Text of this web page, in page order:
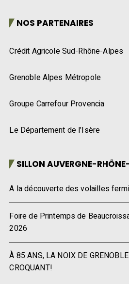
NOS PARTENAIRES
Crédit Agricole Sud-Rhône-Alpes
Grenoble Alpes Métropole
Groupe Carrefour Provencia
Le Département de l’Isère
SILLON AUVERGNE-
A la découverte des volailles
Foire de Printemps de
2026
À 85 ANS, LA NOIX DE
CROQUANT!